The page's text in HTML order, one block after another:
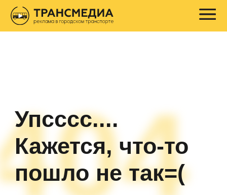
пошло не так=(
Страница, на которую вы хотели перейти,
некорректный адрес или же страница
была удалена.